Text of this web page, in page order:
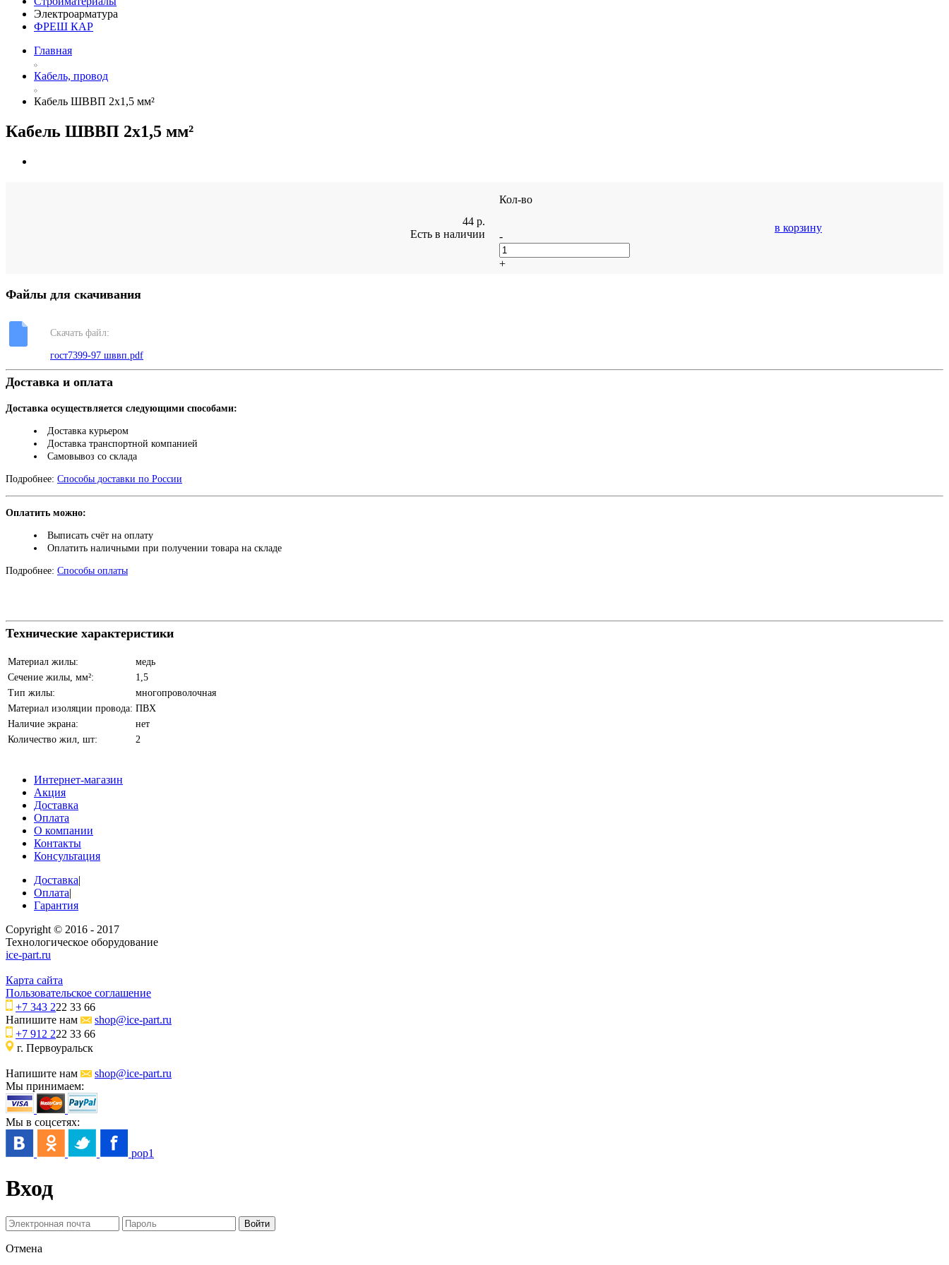
Электроарматура
ФРЕШ КАР
Главная
Кабель, провод
Кабель ШВВП 2х1,5 мм²
Кабель ШВВП 2х1,5 мм²
44 р.
Есть в наличии
Кол-во
-
+
в корзину
Файлы для скачивания
Скачать файл:
гост7399-97 шввп.pdf
Доставка и оплата
Доставка осуществляется следующими способами:
Доставка курьером
Доставка транспортной компанией
Самовывоз со склада
Подробнее: Способы доставки по России
Оплатить можно:
Выписать счёт на оплату
Оплатить наличными при получении товара на складе
Подробнее: Способы оплаты
Технические характеристики
Материал жилы:
медь
Сечение жилы, мм²:
1,5
Тип жилы:
многопроволочная
Материал изоляции провода: ПВХ
Наличие экрана:
нет
Количество жил, шт:
2
Интернет-магазин
Акция
Доставка
Оплата
О компании
Контакты
Консультация
Доставка|
Оплата|
Гарантия
Copyright © 2016 - 2017
Технологическое оборудование
ice-part.ru
Карта сайта
Пользовательское соглашение
+7 343 222 33 66
Напишите нам
shop@ice-part.ru
+7 912 222 33 66
г. Первоуральск
Напишите нам
shop@ice-part.ru
Мы принимаем:
Мы в соцсетях:
pop1
Вход
Отмена